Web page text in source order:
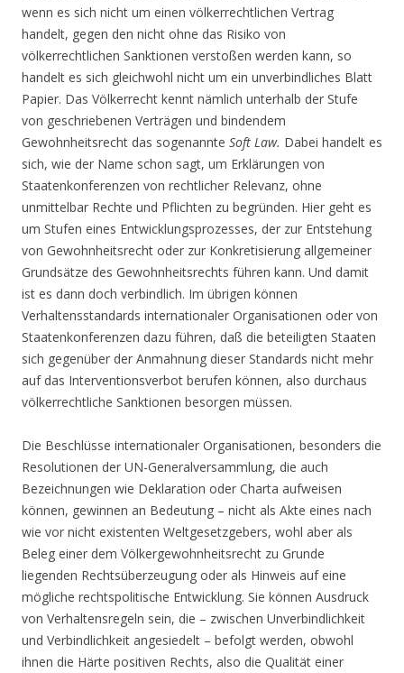
wenn es sich nicht um einen völkerrechtlichen Vertrag
handelt, gegen den nicht ohne das Risiko von
völkerrechtlichen Sanktionen verstoßen werden kann, so
handelt es sich gleichwohl nicht um ein unverbindliches Blatt
Papier. Das Völkerrecht kennt nämlich unterhalb der Stufe
von geschriebenen Verträgen und bindendem
Gewohnheitsrecht das sogenannte Soft Law. Dabei handelt es
sich, wie der Name schon sagt, um Erklärungen von
Staatenkonferenzen von rechtlicher Relevanz, ohne
unmittelbar Rechte und Pflichten zu begründen. Hier geht es
um Stufen eines Entwicklungsprozesses, der zur Entstehung
von Gewohnheitsrecht oder zur Konkretisierung allgemeiner
Grundsätze des Gewohnheitsrechts führen kann. Und damit
ist es dann doch verbindlich. Im übrigen können
Verhaltensstandards internationaler Organisationen oder von
Staatenkonferenzen dazu führen, daß die beteiligten Staaten
sich gegenüber der Anmahnung dieser Standards nicht mehr
auf das Interventionsverbot berufen können, also durchaus
völkerrechtliche Sanktionen besorgen müssen.
Die Beschlüsse internationaler Organisationen, besonders die
Resolutionen der UN-Generalversammlung, die auch
Bezeichnungen wie Deklaration oder Charta aufweisen
können, gewinnen an Bedeutung – nicht als Akte eines nach
wie vor nicht existenten Weltgesetzgebers, wohl aber als
Beleg einer dem Völkergewohnheitsrecht zu Grunde
liegenden Rechtsüberzeugung oder als Hinweis auf eine
mögliche rechtspolitische Entwicklung. Sie können Ausdruck
von Verhaltensregeln sein, die – zwischen Unverbindlichkeit
und Verbindlichkeit angesiedelt – befolgt werden, obwohl
ihnen die Härte positiven Rechts, also die Qualität einer